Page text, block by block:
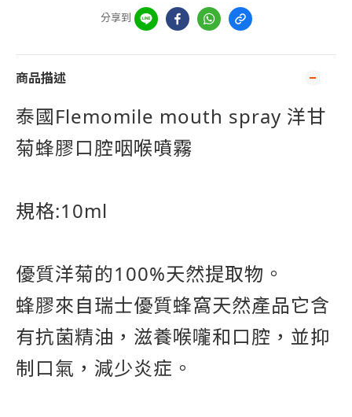
分享到
商品描述
泰國Flemomile mouth spray 洋甘
菊蜂膠口腔咽喉噴霧
規格:10ml
優質洋菊的100%天然提取物。
蜂膠來自瑞士優質蜂窩天然產品它含
有抗菌精油，滋養喉嚨和口腔，並抑
制口氣，減少炎症。